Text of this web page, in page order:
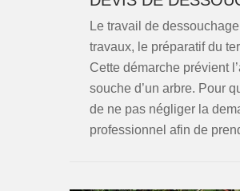
Le travail de
travaux, le préparatif du
Cette démarche prévient
souche d’un arbre. Pour
de ne pas négliger la
professionnel afin de